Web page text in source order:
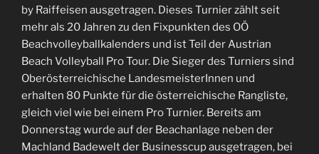
by Raiffeisen ausgetragen. Dieses Turnier zählt seit
mehr als 20 Jahren zu den Fixpunkten des OÖ
Beachvolleyballkalenders und ist Teil der Austrian
Beach Volleyball Pro Tour. Die Sieger des Turniers sind
Oberösterreichische LandesmeisterInnen und
erhalten 80 Punkte für die österreichische Rangliste,
gleich viel wie bei einem Pro Turnier. Bereits am
Donnerstag wurde auf der Beachanlage neben der
Machland Badewelt der Businesscup ausgetragen, bei